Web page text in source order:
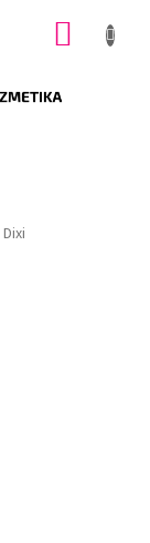
Dixi